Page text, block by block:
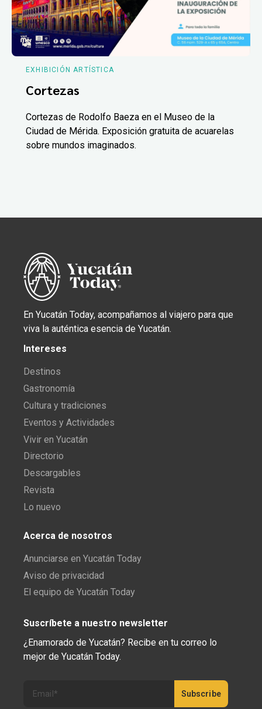
EXHIBICIÓN ARTÍSTICA
Cortezas
Cortezas de Rodolfo Baeza en el Museo de la
Ciudad de Mérida. Exposición gratuita de acuarelas
sobre mundos imaginados.
En Yucatán Today, acompañamos al viajero para que
viva la auténtica esencia de Yucatán.
Intereses
Destinos
Gastronomía
Cultura y tradiciones
Eventos y Actividades
Vivir en Yucatán
Directorio
Descargables
Revista
Lo nuevo
Acerca de nosotros
Anunciarse en Yucatán Today
Aviso de privacidad
El equipo de Yucatán Today
Suscríbete a nuestro newsletter
¿Enamorado de Yucatán? Recibe en tu correo lo
mejor de Yucatán Today.